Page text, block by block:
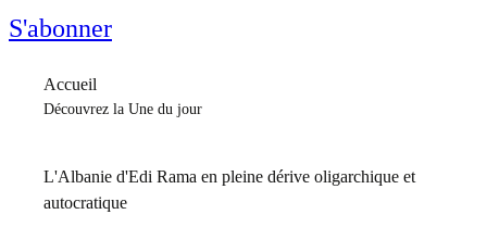
S'abonner
Accueil
Découvrez la Une du jour
L'Albanie d'Edi Rama en pleine dérive oligarchique et
autocratique